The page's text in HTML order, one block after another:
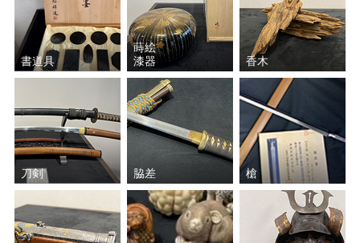
山本 陶秀 前端 春斎
香取 正彦 楠部 彌弌
大場 松魚 松田 権六
岩田 藤七 加藤 唐九郎
磯井 如真 一后一兆
書道具
蒔絵
漆器
香木
刀剣 脇差 槍